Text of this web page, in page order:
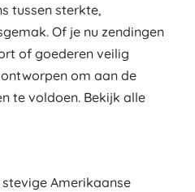
tussen sterkte,
Of je nu zendingen
of goederen veilig
om aan de
te voldoen. Bekijk alle
Amerikaanse